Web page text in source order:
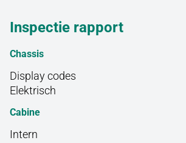
Inspectie rapport
Chassis
Display codes
Elektrisch
Cabine
Intern